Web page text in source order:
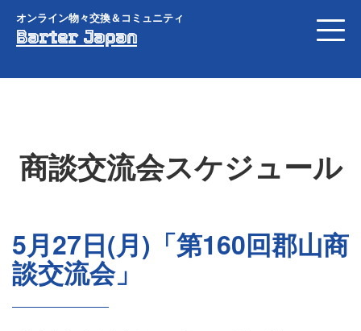
オンライン物々交換＆コミュニティ
Barter Japan
商談交流会スケジュール
5月27日(月)「第160回郡山商
談交流会」